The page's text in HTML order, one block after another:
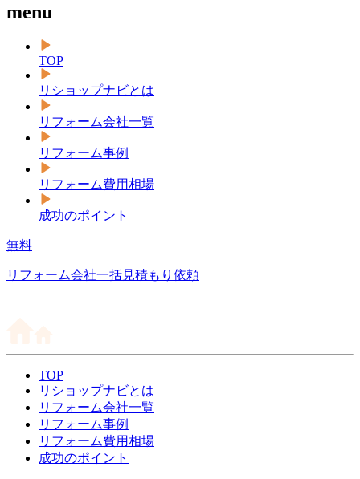
menu
TOP
リショップナビとは
リフォーム会社一覧
リフォーム事例
リフォーム費用相場
成功のポイント
無料
リフォーム会社一括見積もり依頼
TOP
リショップナビとは
リフォーム会社一覧
リフォーム事例
リフォーム費用相場
成功のポイント